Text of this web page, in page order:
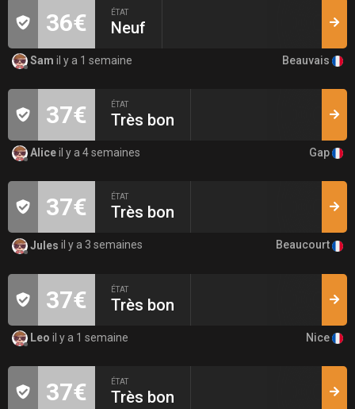
36€ ÉTAT
Neuf
Sam il y a 1 semaine Beauvais
37€ ÉTAT
Très bon
Aliceil y a 4 semaines Gap
37€ ÉTAT
Très bon
Jules il y a 3 semaines Beaucourt
37€ ÉTAT
Très bon
Leo il y a 1 semaine Nice
37€ ÉTAT
Très bon